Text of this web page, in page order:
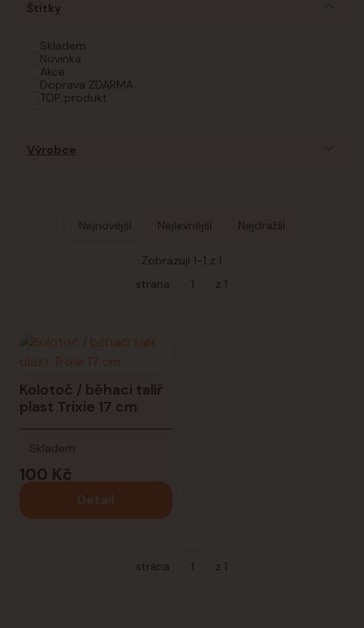
Štítky
Skladem
Novinka
Akce
Doprava ZDARMA
TOP produkt
Výrobce
Nejnovější Nejlevnější Nejdražší
Zobrazuji 1-1 z 1
strana
z 1
Kolotoč / běhací talíř
plast Trixie 17 cm
100 Kč
Skladem
Detail
strana z 1